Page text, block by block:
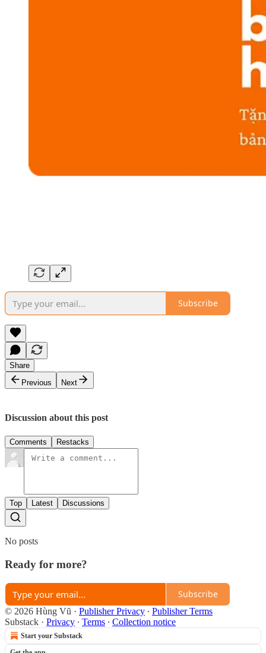
Subscribe
Share
Previous
Next
Discussion about this post
Comments Restacks
Top Latest Discussions
No posts
Ready for more?
Subscribe
© 2026 Hùng Vũ · Publisher Privacy ∙ Publisher Terms
Substack · Privacy ∙ Terms ∙ Collection notice
Start your Substack